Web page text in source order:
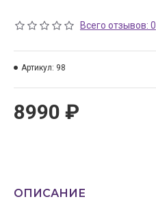
Всего отзывов: 0
8990 ₽
Артикул: 98
ОПИСАНИЕ